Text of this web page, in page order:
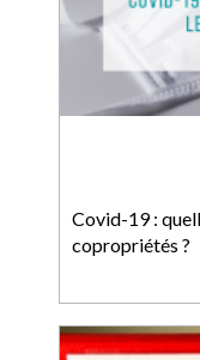
Covid-19 :
copropriétés ?